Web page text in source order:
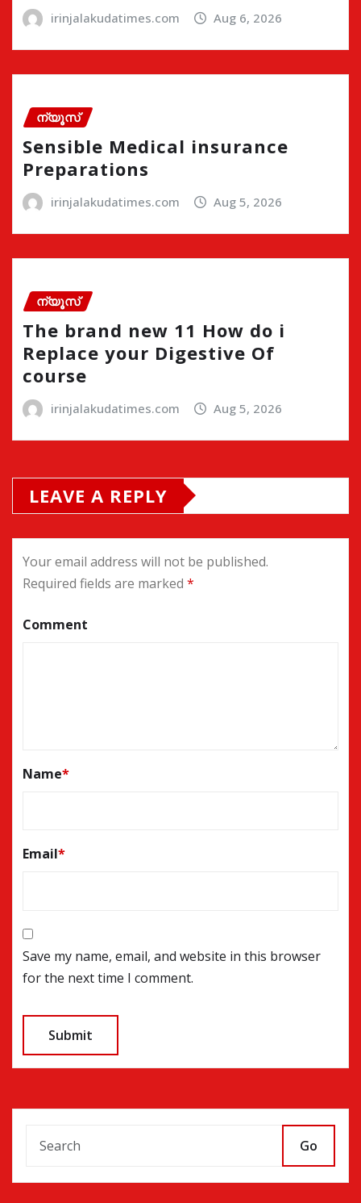
irinjalakudatimes.com Aug 6, 2026
ന്യൂസ്
Sensible Medical insurance
Preparations
irinjalakudatimes.com Aug 5, 2026
ന്യൂസ്
The brand new 11 How do i
Replace your Digestive Of
course
irinjalakudatimes.com Aug 5, 2026
LEAVE A REPLY
Your email address will not be published.
Required fields are marked *
Comment
Name*
Email*
Save my name, email, and website in this browser
for the next time I comment.
Go